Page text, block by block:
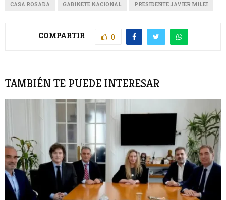
CASA ROSADA GABINETE NACIONAL PRESIDENTE JAVIER MILEI
COMPARTIR 0
TAMBIÉN TE PUEDE INTERESAR